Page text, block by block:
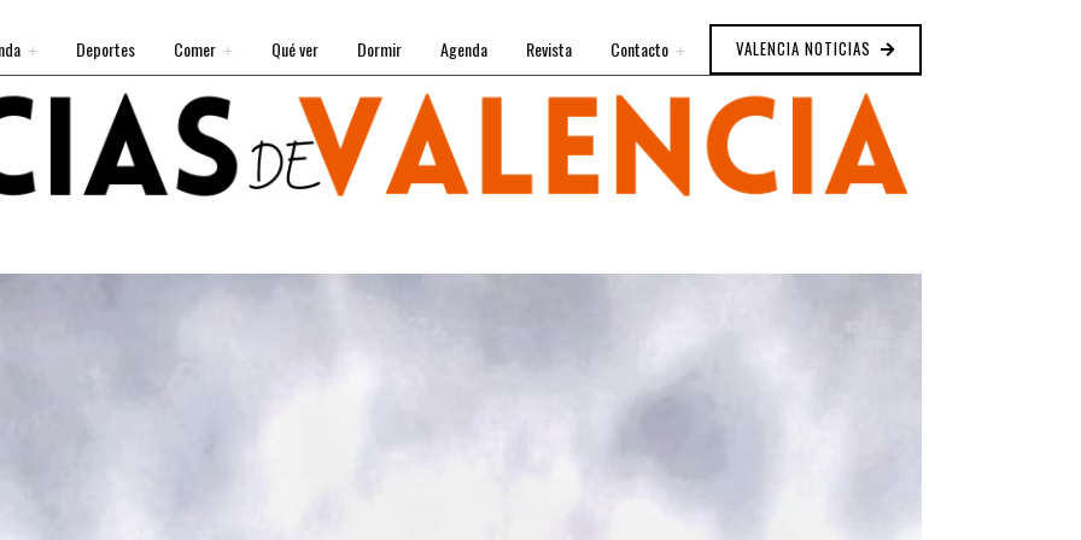
Deportes Comer Qué ver Dormir Agenda Revista Contacto VALENCIA NOTICIAS